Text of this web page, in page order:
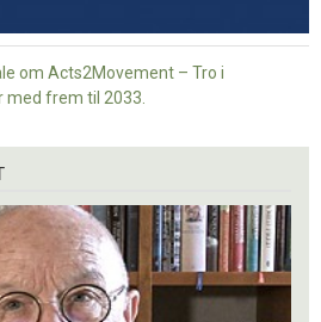
om Acts2Movement – Tro i
med frem til 2033.